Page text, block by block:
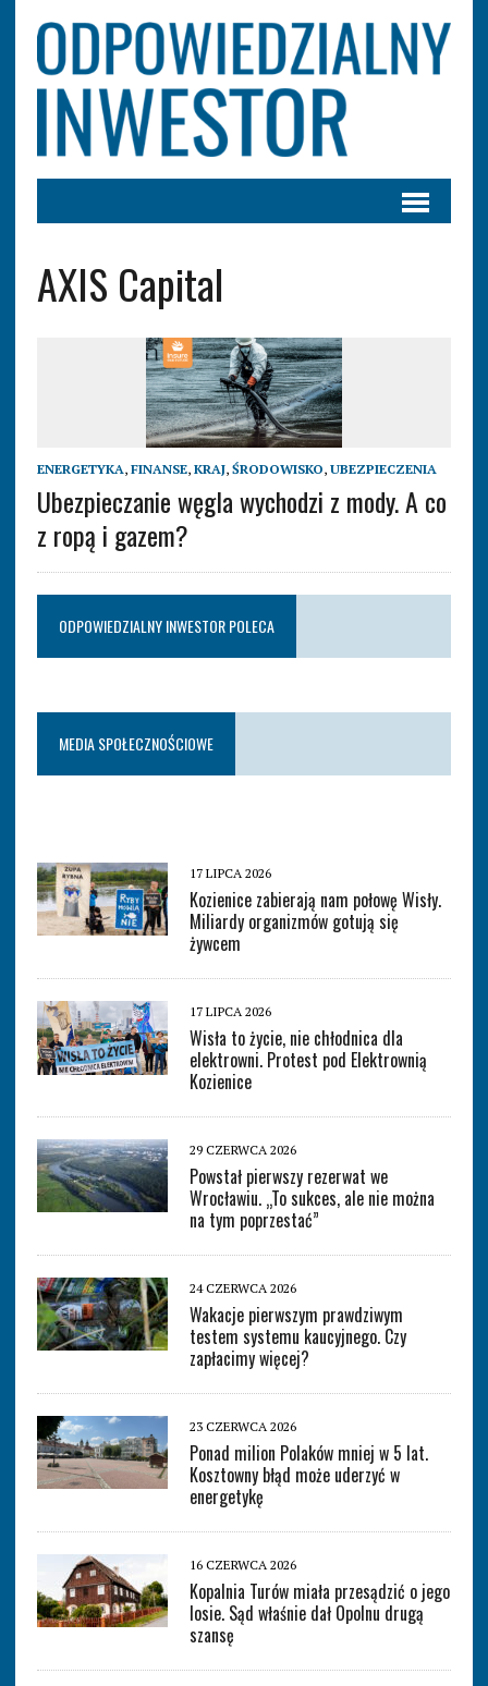
AXIS Capital
ENERGETYKA, FINANSE, KRAJ, ŚRODOWISKO, UBEZPIECZENIA
Ubezpieczanie węgla wychodzi z mody. A co
z ropą i gazem?
ODPOWIEDZIALNY INWESTOR POLECA
MEDIA SPOŁECZNOŚCIOWE
17 LIPCA 2026
Kozienice zabierają nam połowę Wisły.
Miliardy organizmów gotują się
żywcem
17 LIPCA 2026
Wisła to życie, nie chłodnica dla
elektrowni. Protest pod Elektrownią
Kozienice
29 CZERWCA 2026
Powstał pierwszy rezerwat we
Wrocławiu. „To sukces, ale nie można
na tym poprzestać”
24 CZERWCA 2026
Wakacje pierwszym prawdziwym
testem systemu kaucyjnego. Czy
zapłacimy więcej?
23 CZERWCA 2026
Ponad milion Polaków mniej w 5 lat.
Kosztowny błąd może uderzyć w
energetykę
16 CZERWCA 2026
Kopalnia Turów miała przesądzić o jego
losie. Sąd właśnie dał Opolnu drugą
szansę